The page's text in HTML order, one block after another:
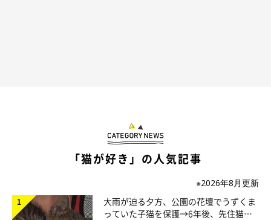
「猫が好き」の人気記事
※2026年8月更新
大雨が迫る夕方、公園の花壇でうずくま
っていた子猫を保護→6年後、先住猫